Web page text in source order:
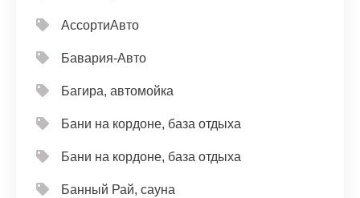
АссортиАвто
Бавария-Авто
Багира, автомойка
Бани на кордоне, база отдыха
Бани на кордоне, база отдыха
Банный Рай, сауна